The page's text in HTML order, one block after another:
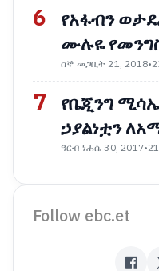
6
የአፋብን
ሙሉዬ
ሰኞ መጋቢት 21, 2018•
7
የቤጂንግ
ኃያልነቷን
ዓርብ ነሐሴ 30, 2017•
Follow ebc.et